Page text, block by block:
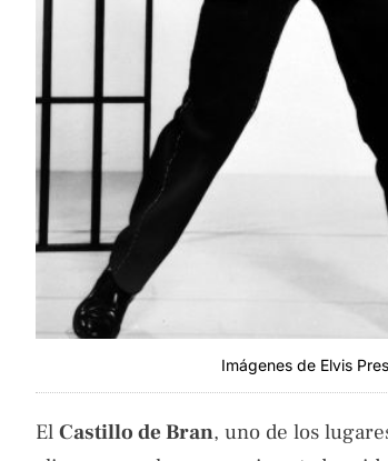
Imágenes de Elvis
El Castillo de Bran, uno de los